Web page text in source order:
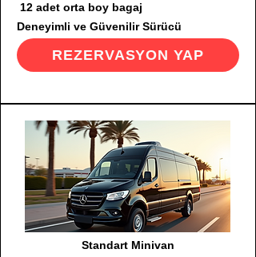
12 adet orta boy bagaj
Deneyimli ve Güvenilir Sürücü
REZERVASYON YAP
Standart Minivan